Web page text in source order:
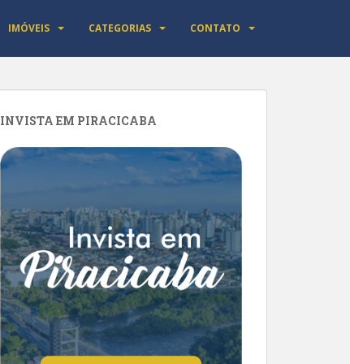
IMÓVEIS CATEGORIAS CONTATO
INVISTA EM PIRACICABA